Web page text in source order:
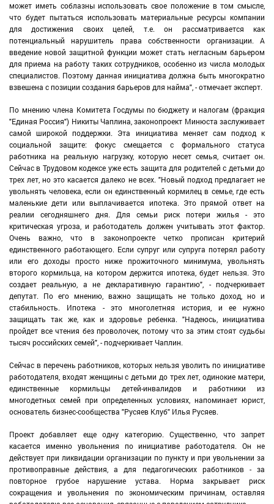
может иметь соблазны использовать свое положение в том смысле,
что будет пытаться использовать материальные ресурсы компании
для достижения своих целей, т.е. он рассматривается как
потенциальный нарушитель права собственности организации. А
введение новой защитной функции может стать негласным барьером
для приема на работу таких сотрудников, особенно из числа молодых
специалистов. Поэтому данная инициатива должна быть многократно
взвешена с позиции создания барьеров для найма", - отмечает эксперт.
По мнению члена Комитета Госдумы по бюджету и налогам (фракция
"Единая Россия") Никиты Чаплина, законопроект Минюста заслуживает
самой широкой поддержки. Эта инициатива меняет сам подход к
социальной защите: фокус смещается с формального статуса
работника на реальную нагрузку, которую несет семья, считает он.
Сейчас в Трудовом кодексе уже есть защита для родителей с детьми до
трех лет, но это касается далеко не всех. "Новый подход предлагает не
увольнять человека, если он единственный кормилец в семье, где есть
маленькие дети или выплачивается ипотека. Это прямой ответ на
реалии сегодняшнего дня. Для семьи риск потери жилья - это
критическая угроза, и работодатель должен учитывать этот фактор.
Очень важно, что в законопроекте четко прописан критерий
единственного работающего. Если супруг или супруга потерял работу
или его доходы просто ниже прожиточного минимума, увольнять
второго кормильца, на котором держится ипотека, будет нельзя. Это
создает реальную, а не декларативную гарантию", - подчеркивает
депутат. По его мнению, важно защищать не только доход, но и
стабильность. Ипотека - это многолетняя история, и ее нужно
защищать так же, как и здоровье ребенка. "Надеюсь, инициатива
пройдет все чтения без проволочек, потому что за этим стоят судьбы
тысяч российских семей", - подчеркивает Чаплин.
Сейчас в перечень работников, которых нельзя уволить по инициативе
работодателя, входят женщины с детьми до трех лет, одинокие матери,
единственные кормильцы детей-инвалидов и работники из
многодетных семей при определенных условиях, напоминает юрист,
основатель бизнес-сообщества "Русяев Клуб" Илья Русяев.
Проект добавляет еще одну категорию. Существенно, что запрет
касается именно увольнения по инициативе работодателя. Он не
действует при ликвидации организации по пункту и при увольнении за
противоправные действия, а для педагогических работников - за
повторное грубое нарушение устава. Норма закрывает риск
сокращения и увольнения по экономическим причинам, оставляя